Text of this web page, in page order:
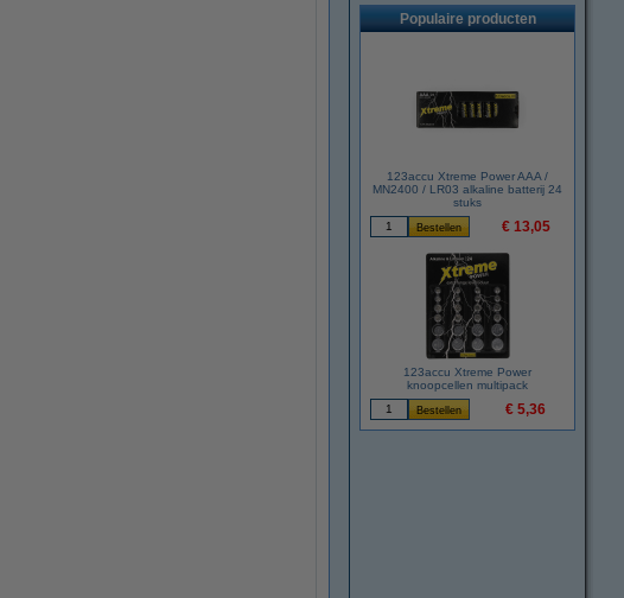
Populaire producten
123accu Xtreme Power AAA /
MN2400 / LR03 alkaline batterij 24
stuks
€ 13,05
123accu Xtreme Power
knoopcellen multipack
€ 5,36